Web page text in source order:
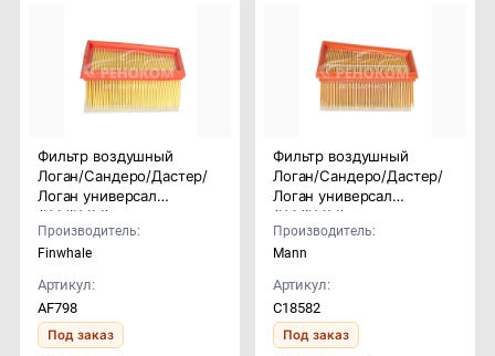
Фильтр воздушный
Логан/Сандеро/Дастер/
Логан универсал
(K4J/K4M)
Производитель:
Finwhale
Артикул:
AF798
Под заказ
Фильтр воздушный
Логан/Сандеро/Дастер/
Логан универсал
(K4J/K4M)
Производитель:
Mann
Артикул:
C18582
Под заказ